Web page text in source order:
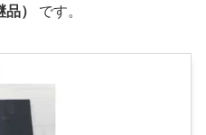
）
です。